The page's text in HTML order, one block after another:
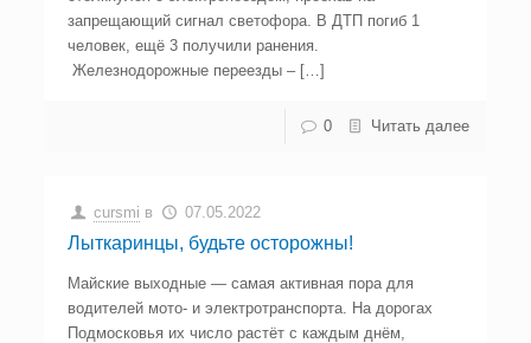
запрещающий сигнал светофора. В ДТП погиб 1
человек, ещё 3 получили ранения.
Железнодорожные переезды – […]
0 Читать далее
cursmi в 07.05.2022
Лыткаринцы, будьте осторожны!
Майские выходные — самая активная пора для
водителей мото- и электротранспорта. На дорогах
Подмосковья их число растёт с каждым днём,